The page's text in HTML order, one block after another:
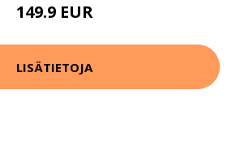
149.9 EUR
LISÄTIETOJA